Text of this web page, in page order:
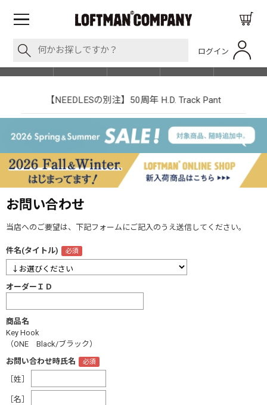
ログイン
SHOP LIST
【NEEDLESの別注】50周年 H.D. Track Pant
お問い合わせ
当店へのご要望は、下記フォームにご記入のうえ送信してください。
件名(タイトル)
オーダーＩＤ
商品名
Key Hook
（ONE Black/ブラック）
お問い合わせ時氏名
［姓］
［名］